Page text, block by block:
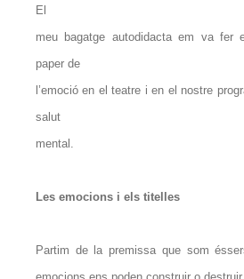
El
meu bagatge autodidacta em va fer
paper de
l’emoció en el teatre i en el nostre
salut
mental.
Les emocions i els titelles
Partim de la premissa que som